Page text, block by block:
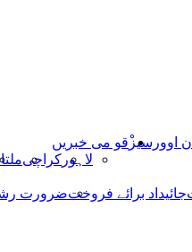
اوورسیزْقو می خبریں
لاہور کراچی
جائیداد برائے فروختضرورت